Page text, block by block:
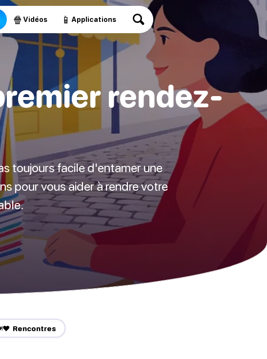
🍿 Vidéos 📱 Applications
rendez-
toujours facile d'entamer une
pour vous aider à rendre votre
Rencontres